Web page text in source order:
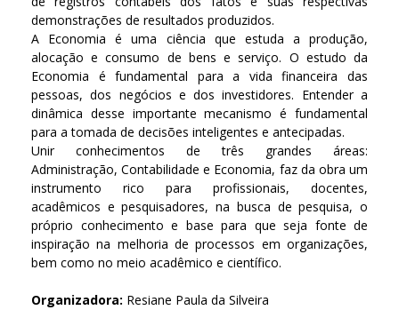
demonstrações de resultados produzidos.
A Economia é uma ciência que estuda a produção,
alocação e consumo de bens e serviço. O estudo da
Economia é fundamental para a vida financeira das
pessoas, dos negócios e dos investidores. Entender a
dinâmica desse importante mecanismo é fundamental
para a tomada de decisões inteligentes e antecipadas.
Unir conhecimentos de três grandes áreas:
Administração, Contabilidade e Economia, faz da obra um
instrumento rico para profissionais, docentes,
acadêmicos e pesquisadores, na busca de pesquisa, o
próprio conhecimento e base para que seja fonte de
inspiração na melhoria de processos em organizações,
bem como no meio acadêmico e científico.
Organizadora: Resiane Paula da Silveira